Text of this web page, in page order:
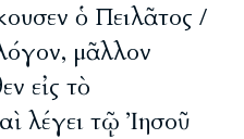
ὁ Πειλᾶτος /
μᾶλλον
εἰς τὸ
λέγει τῷ Ἰησοῦ